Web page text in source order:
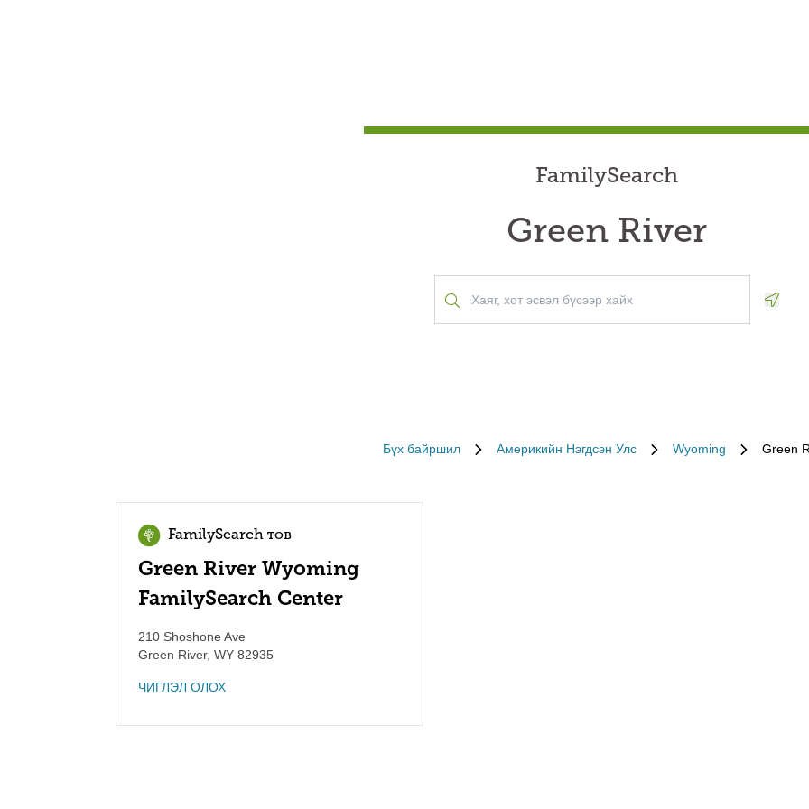
FamilySearch
Green River
Бүх байршил Америкийн Нэгдсэн Улс Wyoming Green
FamilySearch төв
Green River Wyoming
FamilySearch Center
210 Shoshone Ave
Green River, WY 82935
ЧИГЛЭЛ ОЛОХ